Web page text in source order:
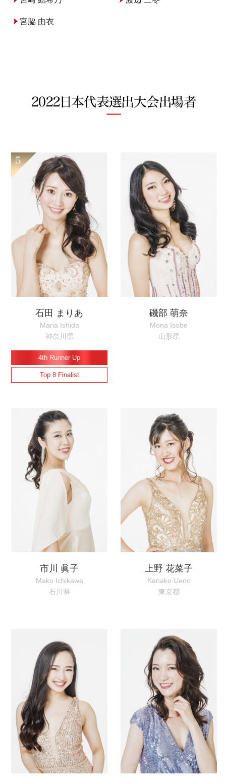
宮脇 由衣
石田 まりあ
Maria Ishida
神奈川県
4th Runner Up
Top 8 Finalist
磯部 萌奈
Mona Isobe
山形県
市川 眞子
Mako Ichikawa
石川県
上野 花菜子
Kanako Ueno
東京都